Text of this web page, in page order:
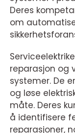
Deres
om
reparasjon og
systemer. De
og løse
måte. Deres
å identifisere
reparasjoner,